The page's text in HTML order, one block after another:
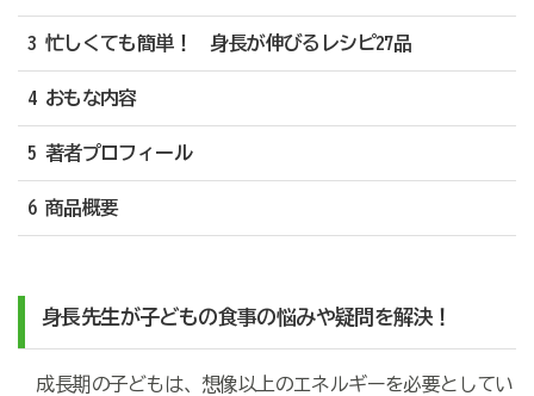
3 忙しくても簡単！ 身長が伸びるレシピ27品
4 おもな内容
5 著者プロフィール
6 商品概要
身長先生が子どもの食事の悩みや疑問を解決！
成長期の子どもは、想像以上のエネルギーを必要としてい